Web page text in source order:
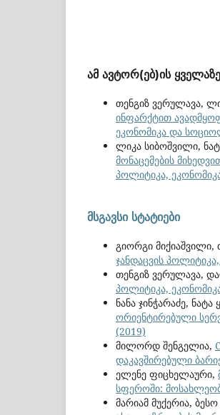
ამ ავტორ(ებ)ის
თენგიზ ვერულავა,
ინფარქტით
ეკონომიკა და
ლიკა სიბოშვილი,
მონაცემების
პოლიტიკა,
მსგავსი სტატიები
გიორგი მიქიაშვილი,
ჯანდაცვის
თენგიზ ვერულავა,
პოლიტიკა,
ნანა ჯინჭარაძე,
ორიენტირებული
(2019)
მილორდ შენგელია,
დაკავშირებული
ელენე ფიცხელაური,
სფეროში:
მარიამ მუქერია,